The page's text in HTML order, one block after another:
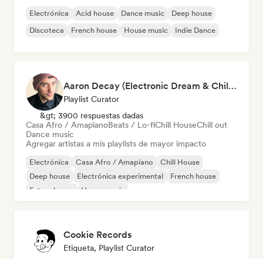
Electrónica Acid house Dance music
Deep house
Discoteca
French house House music Indie Dance
Aaron Decay (Electronic Dream & Chill Electronic Dream playlists)
Playlist Curator
&gt; 3900 respuestas dadas
Casa Afro / AmapianoBeats / Lo-fiChill HouseChill out
Dance music
Agregar artistas a mis playlists de mayor impacto
Electrónica Casa Afro / Amapiano
Chill House
Deep house
Electrónica experimental
French house
Future house
House music
Cookie Records
Etiqueta, Playlist Curator